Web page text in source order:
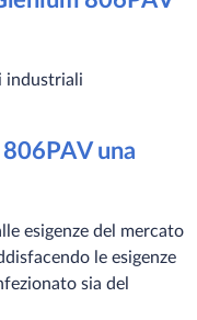
industriali
una
esigenze del mercato
le esigenze
sia del